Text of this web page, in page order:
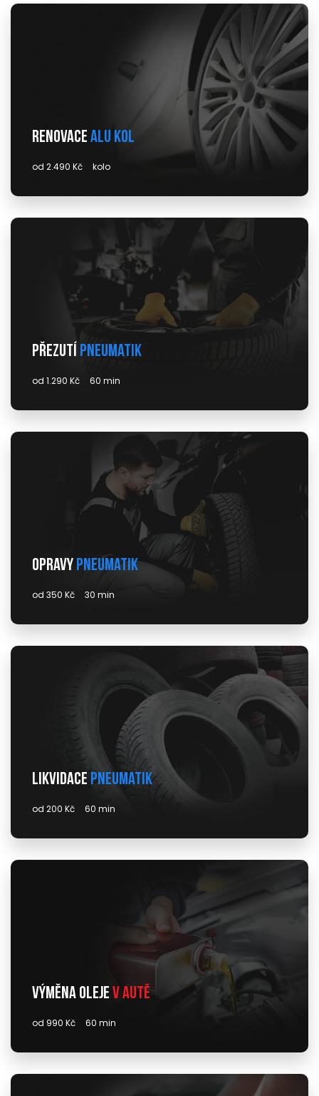
Renovace alu kol
od 2.490 Kč kolo
Přezutí pneumatik
od 1.290 Kč 60 min
Opravy pneumatik
od 350 Kč 30 min
Likvidace pneumatik
od 200 Kč 60 min
Výměna oleje v autě
od 990 Kč 60 min